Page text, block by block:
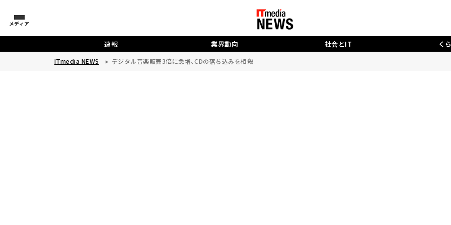
メディア
速報 業界動向 社会とIT く
ITmedia NEWS デジタル音楽販売3倍に急増、CDの落ち込みを相殺